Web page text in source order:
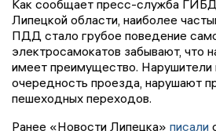
Как сообщает пресс-служба
Липецкой области, наиболее
ПДД стало грубое поведение
электросамокатов забывают, что
имеет преимущество.
очередность проезда, нарушают
пешеходных переходов.
Ранее «Новости Липецка» писали